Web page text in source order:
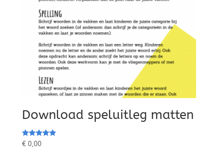
Download speluitleg matten
Waardering
5.00
€0,00